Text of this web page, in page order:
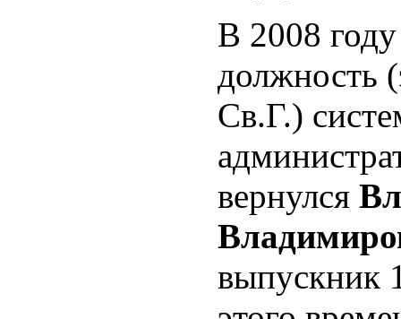
В 2008
должность
Св.Г.)
вернулся
выпускник